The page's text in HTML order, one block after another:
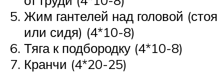
Жим гантелей над головой (стоя
или сидя) (4*10-8)
Тяга к подбородку (4*10-8)
Кранчи (4*20-25)